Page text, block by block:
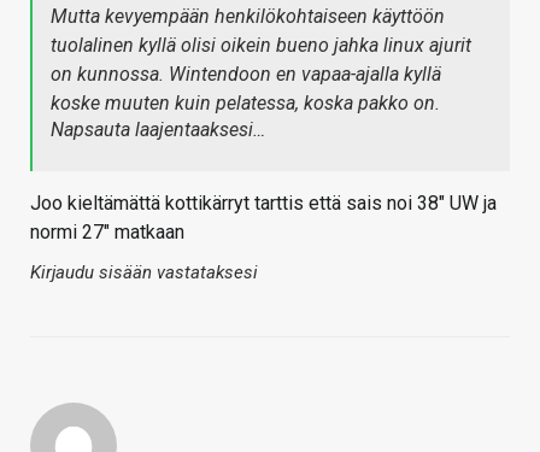
Mutta kevyempään henkilökohtaiseen käyttöön
tuolalinen kyllä olisi oikein bueno jahka linux ajurit
on kunnossa. Wintendoon en vapaa-ajalla kyllä
koske muuten kuin pelatessa, koska pakko on.
Napsauta laajentaaksesi…
Joo kieltämättä kottikärryt tarttis että sais noi 38" UW ja
normi 27" matkaan
Kirjaudu sisään vastataksesi